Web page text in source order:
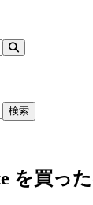
検索
を買っ